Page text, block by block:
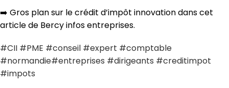
➡️ Gros plan sur le crédit d’impôt innovation dans cet
article de Bercy infos entreprises.
#CII #PME #conseil #expert #comptable
#normandie#entreprises #dirigeants #creditimpot
#impots